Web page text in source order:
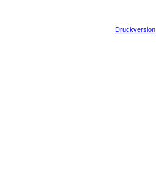
Druckversion